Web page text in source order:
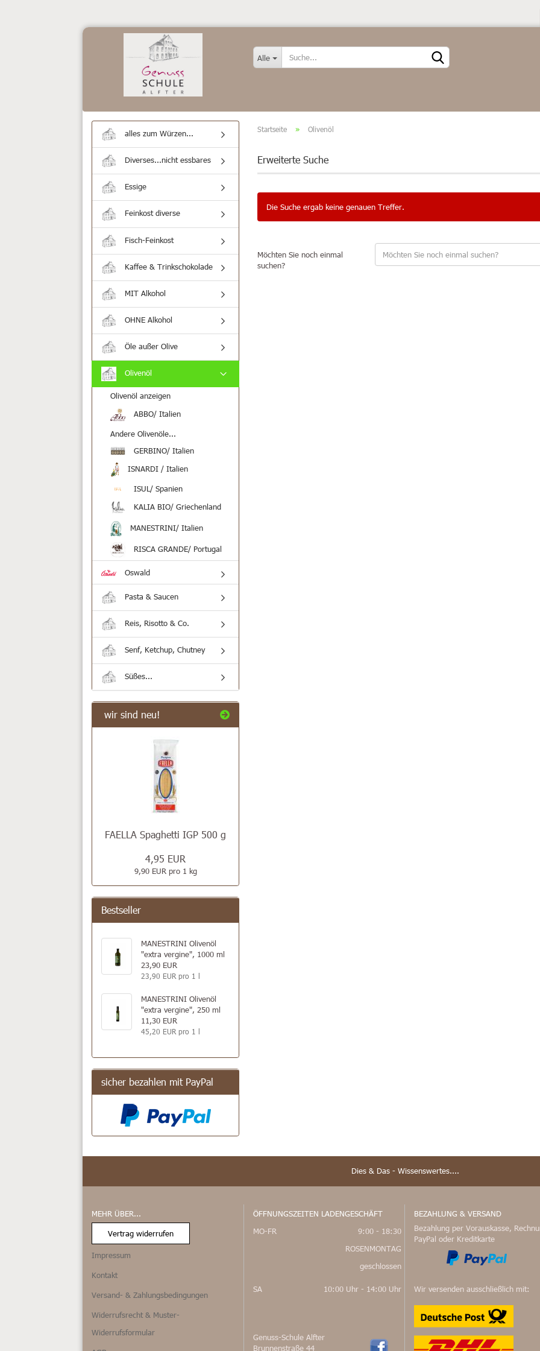
Sprache auswählen
Alle
Startseite » Olivenöl
Erweiterte Suche
Die Suche ergab keine genauen Treffer.
Möchten Sie noch einmal
suchen?
alles zum Würzen...
Diverses...nicht essbares
Essige
Feinkost diverse
Fisch-Feinkost
Kaffee & Trinkschokolade
MIT Alkohol
OHNE Alkohol
Öle außer Olive
Olivenöl
Olivenöl anzeigen
ABBO/ Italien
Andere Olivenöle...
GERBINO/ Italien
ISNARDI / Italien
ISUL/ Spanien
KALIA BIO/ Griechenland
MANESTRINI/ Italien
RISCA GRANDE/ Portugal
Oswald
Pasta & Saucen
Reis, Risotto & Co.
Senf, Ketchup, Chutney
Süßes...
wir sind neu!
FAELLA Spaghetti IGP 500 g
4,95 EUR
9,90 EUR pro 1 kg
Bestseller
MANESTRINI Olivenöl
"extra vergine", 1000 ml
23,90 EUR
23,90 EUR pro 1 l
MANESTRINI Olivenöl
"extra vergine", 250 ml
11,30 EUR
45,20 EUR pro 1 l
sicher bezahlen mit PayPal
Dies & Das - Wissenswertes....
MEHR ÜBER...
Vertrag widerrufen
Impressum
Kontakt
Versand- & Zahlungsbedingungen
Widerrufsrecht & Muster-
Widerrufsformular
ÖFFNUNGSZEITEN LADENGESCHÄFT
MO-FR
9:00 - 18:30
ROSENMONTAG
geschlossen
SA 10:00 Uhr - 14:00 Uhr
Genuss-Schule Alfter
Brunnenstraße 44
BEZAHLUNG & VERSAND
Bezahlung per Vorauskasse,
PayPal oder Kreditkarte
Wir versenden ausschließlich mit: